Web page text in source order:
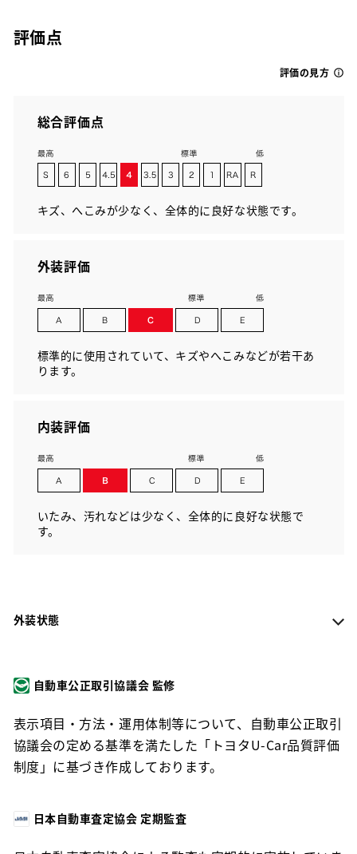
評価点
評価の見方
総合評価点
キズ、へこみが少なく、全体的に良好な状態です。
外装評価
標準的に使用されていて、キズやへこみなどが若干あ
ります。
内装評価
いたみ、汚れなどは少なく、全体的に良好な状態で
す。
外装状態
自動車公正取引協議会 監修
表示項目・方法・運用体制等について、自動車公正取引
協議会の定める基準を満たした「トヨタU-Car品質評価
制度」に基づき作成しております。
日本自動車査定協会 定期監査